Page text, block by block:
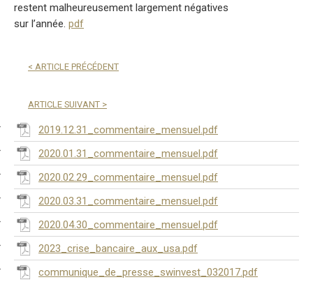
restent malheureusement largement négatives
sur l’année. pdf
< ARTICLE PRÉCÉDENT
ARTICLE SUIVANT >
2019.12.31_commentaire_mensuel.pdf
2020.01.31_commentaire_mensuel.pdf
2020.02.29_commentaire_mensuel.pdf
2020.03.31_commentaire_mensuel.pdf
2020.04.30_commentaire_mensuel.pdf
2023_crise_bancaire_aux_usa.pdf
communique_de_presse_swinvest_032017.pdf